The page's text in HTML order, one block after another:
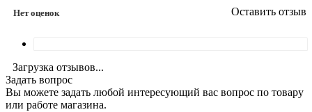
Нет оценок Оставить отзыв
Загрузка отзывов...
Задать вопрос
Вы можете задать любой интересующий вас вопрос по товару
или работе магазина.